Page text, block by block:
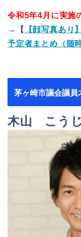
令和5年4月に実施
→【
【顔写真あり
予定者まとめ（随
茅ヶ崎市議会議員
木山 こう